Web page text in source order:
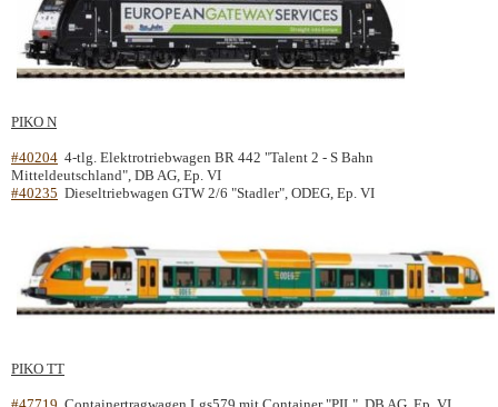
PIKO N
#40204 4-tlg. Elektrotriebwagen BR 442 "Talent 2 - S Bahn
Mitteldeutschland", DB AG, Ep. VI
#40235 Dieseltriebwagen GTW 2/6 "Stadler", ODEG, Ep. VI
PIKO TT